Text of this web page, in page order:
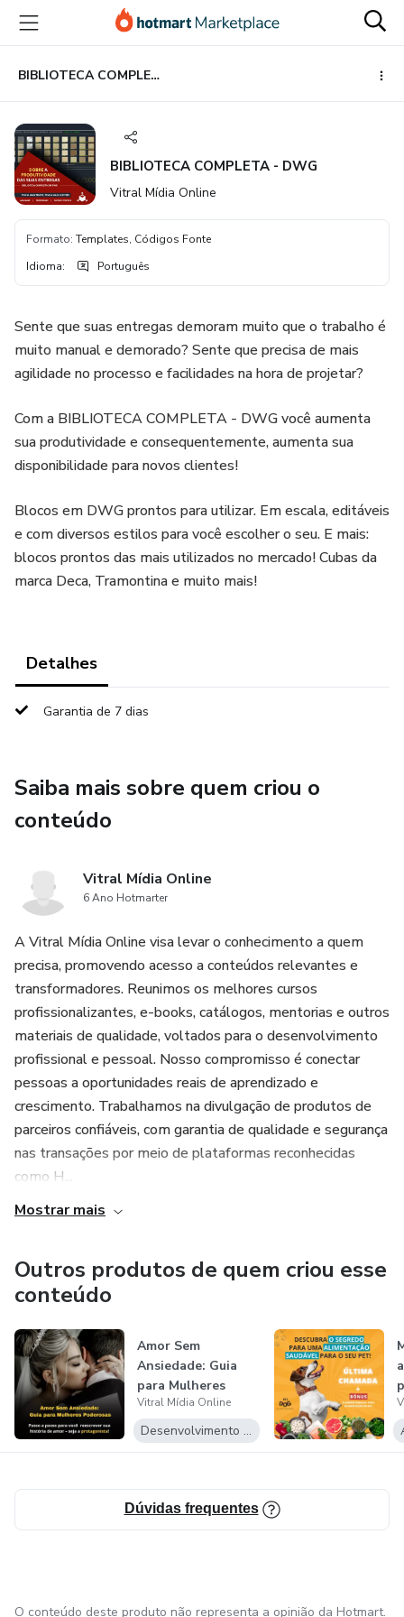
para
conteúdo
principal
para
pagamento
para
rodapé
BIBLIOTECA COMPLETA - DWG
BIBLIOTECA COMPLETA - DWG
Vitral Mídia Online
Formato: Templates, Códigos Fonte
Idioma: Português
Sente que suas entregas demoram muito que o trabalho é
muito manual e demorado? Sente que precisa de mais
agilidade no processo e facilidades na hora de projetar?
Com a BIBLIOTECA COMPLETA - DWG você aumenta
sua produtividade e consequentemente, aumenta sua
disponibilidade para novos clientes!
Blocos em DWG prontos para utilizar. Em escala, editáveis
e com diversos estilos para você escolher o seu. E mais:
blocos prontos das mais utilizados no mercado! Cubas da
marca Deca, Tramontina e muito mais!
Detalhes
Garantia de 7 dias
Saiba mais sobre quem criou o
conteúdo
Vitral Mídia Online
6 Ano Hotmarter
A Vitral Mídia Online visa levar o conhecimento a quem
precisa, promovendo acesso a conteúdos relevantes e
transformadores. Reunimos os melhores cursos
profissionalizantes, e-books, catálogos, mentorias e outros
materiais de qualidade, voltados para o desenvolvimento
profissional e pessoal. Nosso compromisso é conectar
pessoas a oportunidades reais de aprendizado e
crescimento. Trabalhamos na divulgação de produtos de
parceiros confiáveis, com garantia de qualidade e segurança
nas transações por meio de plataformas reconhecidas
como H...
Mostrar mais
Outros produtos de quem criou esse
conteúdo
Amor Sem
Ansiedade: Guia
para Mulheres
Poderosas
Vitral Mídia Online
Desenvolvimento Pessoal
Dúvidas frequentes
O conteúdo deste produto não representa a opinião da Hotmart.